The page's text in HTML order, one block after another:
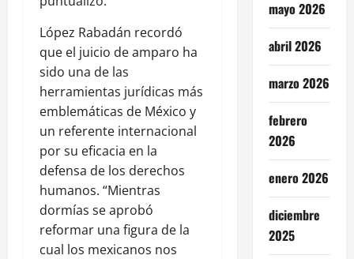
López Rabadán recordó
que el juicio de amparo ha
sido una de las
herramientas jurídicas más
emblemáticas de México y
un referente internacional
por su eficacia en la
defensa de los derechos
humanos. “Mientras
dormías se aprobó
reformar una figura de la
cual los mexicanos nos
mayo 2026
abril 2026
marzo 2026
febrero
2026
enero 2026
diciembre
2025